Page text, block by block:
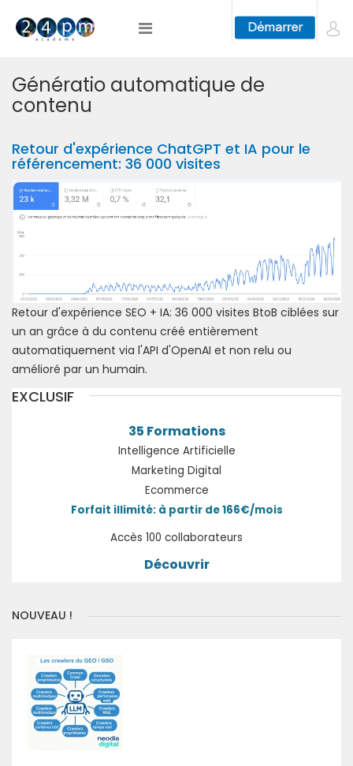
Génératio automatique de
contenu
Retour d'expérience ChatGPT et IA pour le
référencement: 36 000 visites
Retour d'expérience SEO + IA: 36 000 visites BtoB ciblées sur
un an grâce à du contenu créé entièrement
automatiquement via l'API d'OpenAI et non relu ou
amélioré par un humain.
EXCLUSIF
35 Formations
Intelligence Artificielle
Marketing Digital
Ecommerce
Forfait illimité: à partir de 166€/mois
Accès 100 collaborateurs
Découvrir
NOUVEAU !